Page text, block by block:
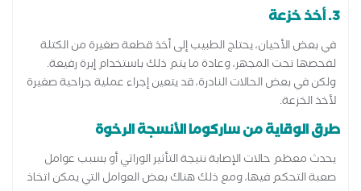
3. أخذ خزعة
في بعض الأحيان، يحتاج الطبيب إلى أخذ قطعة صغيرة من الكتلة
لفحصها تحت المجهر، وعادة ما يتم ذلك باستخدام إبرة رفيعة.
ولكن في بعض الحالات النادرة، قد يتعين إجراء عملية جراحية صغيرة
لأخذ الخزعة.
طرق الوقاية من ساركوما الأنسجة الرخوة
يحدث معظم حالات الإصابة نتيجة التأثير الوراثي أو بسبب عوامل
صعبة التحكم فيها، ومع ذلك هناك بعض العوامل التي يمكن اتخاذ